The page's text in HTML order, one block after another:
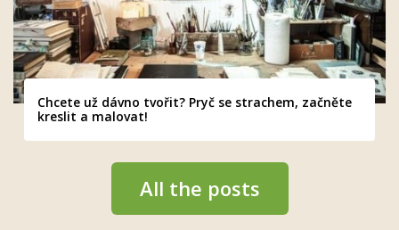
Chcete už dávno tvořit? Pryč se strachem, začněte
kreslit a malovat!
All the posts